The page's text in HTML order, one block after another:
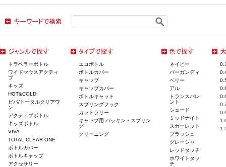
トラベラーボトル
ワイドマウスアクティ
ブ
キッズ
HOT&COLD;
ビバ/トータルクリアワ
ン
アクティブボトル
キッズボトル
VIVA
TOTAL CLEAR ONE
ボトルカバー
ボトルキャップ
アクセサリー
エコボトル
ボトルカバー
キャップ
キャップカバー
ボトルキャット
スプリングフック
カットラリー
キャップ用 パッキン・スプリン
グ
クリーニング
ネイビー
バーガンディ
ベリー
アル
トランスパレ
ント
シェード
ミッドナイト
スカーレット
ブラッシュ
グレーシャ
レッドタッチ
ホワイトタッ
チ